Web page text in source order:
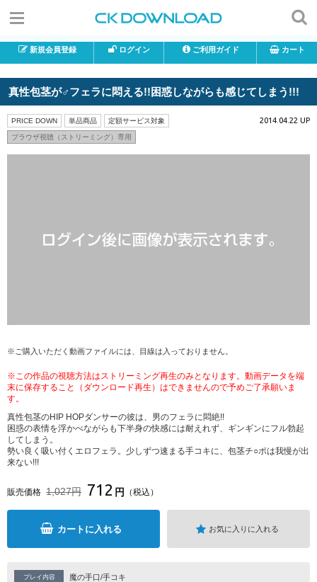
新規会員登録 ログイン ご利用ガイド カート
真性包茎が♂フェラに悶える!!困惑しながらも感じてしまう!!!
PRICE DOWN 単品商品 定額サービス対象
ブラウザ視聴（ストリーミング）専用
2014.04.22 UP
※ご購入いただく動画ファイルには、目線は入っておりません。
※この作品の視聴方法はストリーミング再生のみとなります。動画データを端
末に保存すること（ダウンロード再生）はできませんので予めご了承願いま
す。
真性包茎のHIP HOPダンサーの彼は、男のフェラに悶絶!!
困惑の表情を浮かべながらも下半身の快感には耐えれず、ギンギンにフル勃起
してしまう。
勢い良く吸い付くエロフェラ。少しずつ速まる手コキに、包茎チ○ポは我慢が出
来ない!!!
販売価格 1,027円 712 円 （税込）
カートに入れる お気に入りに入れる
プレイ内容 魔の手口/手コキ